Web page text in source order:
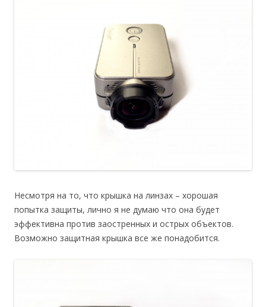
Несмотря на то, что крышка на линзах – хорошая
попытка защиты, лично я не думаю что она будет
эффективна против заостренных и острых объектов.
Возможно защитная крышка все же понадобится.